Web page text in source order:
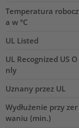
Temperatura robocz
a w °C
UL Listed
UL Recognized US O
nly
Uznany przez UL
Wydłużenie przy zer
waniu (min.)